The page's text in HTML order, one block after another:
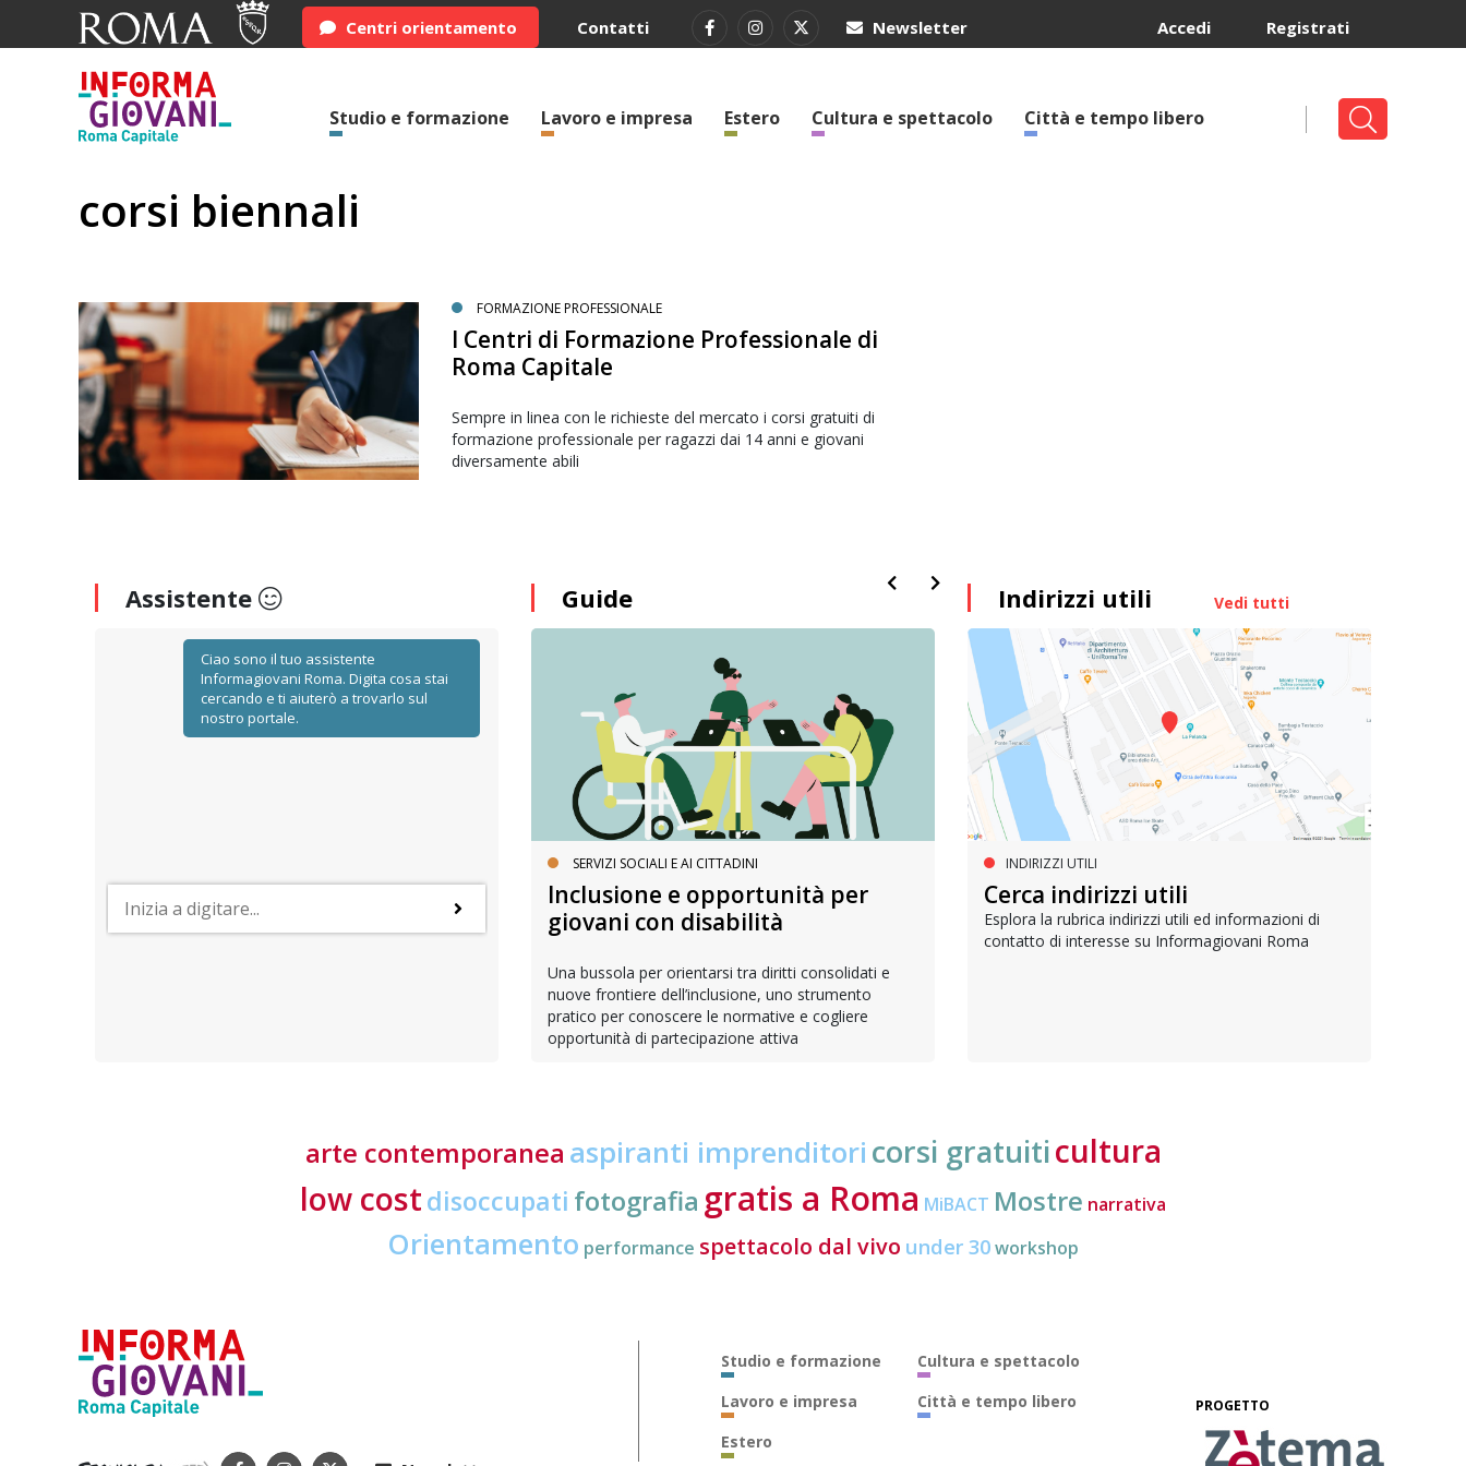
Centri orientamento Contatti Newsletter Registrati
Accedi
Studio e formazione Lavoro e impresa Estero Cultura e spettacolo Città e tempo libero
corsi biennali
FORMAZIONE PROFESSIONALE
I Centri di Formazione Professionale di
Roma Capitale
Sempre in linea con le richieste del mercato i corsi gratuiti di
formazione professionale per ragazzi dai 14 anni e giovani
diversamente abili
Assistente
Ciao sono il tuo assistente
Informagiovani Roma. Digita cosa stai
cercando e ti aiuterò a trovarlo sul
nostro portale.
Guide
Le università a Roma
SERVIZI SOCIALI E AI CITTADINI
Inclusione e opportunità per
giovani con disabilità
Una bussola per orientarsi tra diritti consolidati e
nuove frontiere dell’inclusione, uno strumento
pratico per conoscere le normative e cogliere
opportunità di partecipazione attiva
FORMAZIONE POST DIPLOMA
La formazione per l’editoria
Lavorare nell'editoria è il sogno di molti: ecco la
Indirizzi utili Vedi tutti
INDIRIZZI UTILI
Cerca indirizzi utili
Esplora la rubrica indirizzi utili ed informazioni di
contatto di interesse su Informagiovani Roma
arte contemporanea aspiranti imprenditori corsi gratuiticultura
low costdisoccupati fotografia gratis a Roma MiBACT Mostre narrativa
Orientamento performance spettacolo dal vivo under 30workshop
Studio e formazione
Lavoro e impresa
Estero
Cultura e spettacolo
Città e tempo libero
PROGETTO